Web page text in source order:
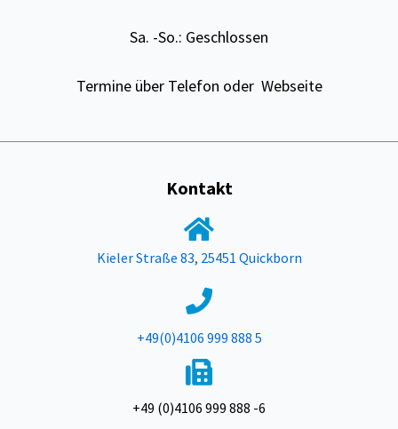
Sa. -So.: Geschlossen
Termine über Telefon oder Webseite
Kontakt
Kieler Straße 83, 25451 Quickborn
+49(0)4106 999 888 5
+49 (0)4106 999 888 -6